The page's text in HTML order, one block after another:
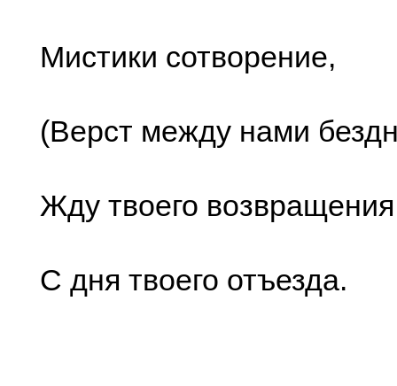
Мистики сотворение,
(Верст между нами
Жду твоего возвращения
С дня твоего отъезда.